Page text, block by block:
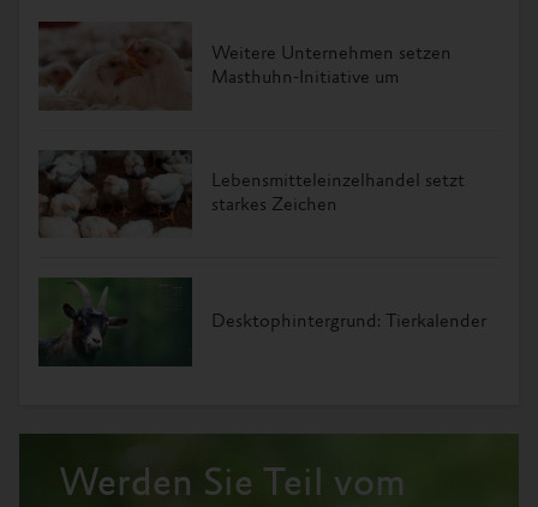
Weitere Unternehmen setzen
Masthuhn-Initiative um
Lebensmitteleinzelhandel setzt
starkes Zeichen
Desktophintergrund: Tierkalender
Werden Sie Teil vom